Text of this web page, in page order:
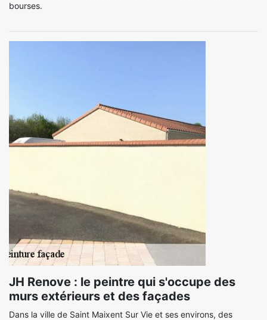
bourses.
JH Renove : le peintre qui s'occupe des
murs extérieurs et des façades
Dans la ville de Saint Maixent Sur Vie et ses environs, des